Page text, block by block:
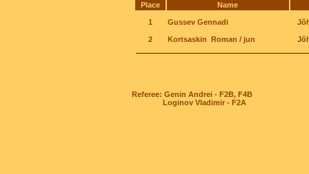
Place Name
1 Gussev Gennadi
2 Kortsaskin Roman / jun
Referee: Genin Andrei - F2B, F4B
Loginov Vladimir - F2A